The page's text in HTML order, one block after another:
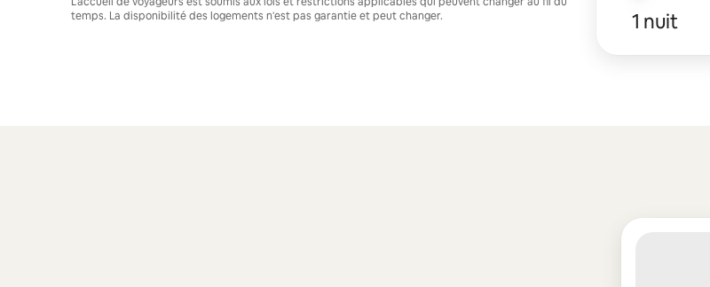
temps. La disponibilité des logements n'est pas garantie et peut changer.
1 nuit